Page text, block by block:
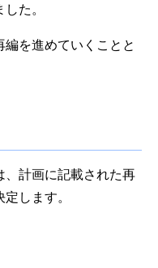
た。
を進めていくことと
計画に記載された再
します。